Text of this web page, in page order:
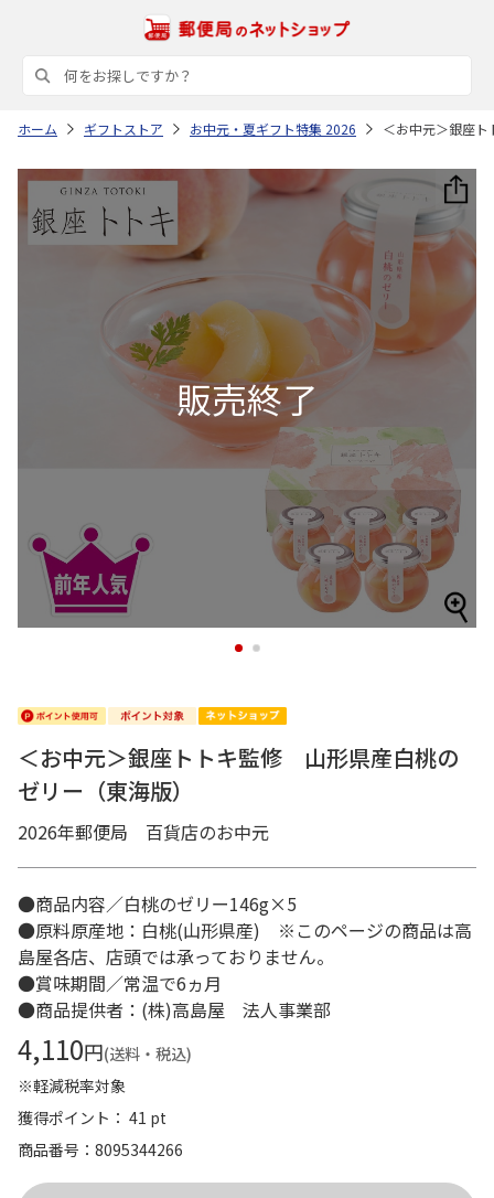
ホーム ギフトストア お中元・夏ギフト特集 2026 ＜お中元＞銀座
1 2
＜お中元＞銀座トトキ監修 山形県産白桃の
ゼリー（東海版）
2026年郵便局 百貨店のお中元
●商品内容／白桃のゼリー146g×5
●原料原産地：白桃(山形県産) ※このページの商品は高
島屋各店、店頭では承っておりません。
●賞味期間／常温で6ヵ月
●商品提供者：(株)高島屋 法人事業部
4,110円(送料・税込)
※軽減税率対象
獲得ポイント： 41 pt
商品番号
8095344266